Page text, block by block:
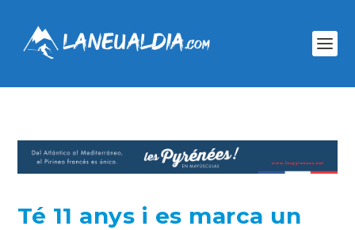
Té 11 anys i es marca un